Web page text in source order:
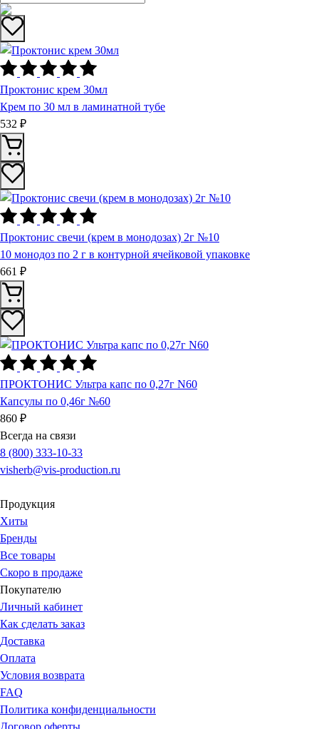
Проктонис крем 30мл
Крем по 30 мл в ламинатной тубе
532 ₽
Проктонис свечи (крем в монодозах) 2г №10
10 монодоз по 2 г в контурной ячейковой упаковке
661 ₽
ПРОКТОНИС Ультра капс по 0,27г N60
Капсулы по 0,46г №60
860 ₽
Всегда на связи
8 (800) 333-10-33
visherb@vis-production.ru
Продукция
Хиты
Бренды
Все товары
Скоро в продаже
Покупателю
Личный кабинет
Как сделать заказ
Доставка
Оплата
Условия возврата
FAQ
Политика конфиденциальности
Договор оферты